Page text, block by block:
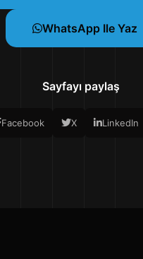
WhatsApp Ile Yaz
Sayfayı paylaş
Facebook X LinkedIn